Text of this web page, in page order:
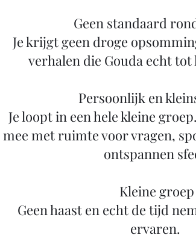
Geen standaard
Je krijgt geen droge
verhalen die Gouda echt tot
Persoonlijk en
Je loopt in een hele kleine
mee met ruimte voor vragen,
ontspannen
Kleine groep
Geen haast en echt de tijd
ervaren.